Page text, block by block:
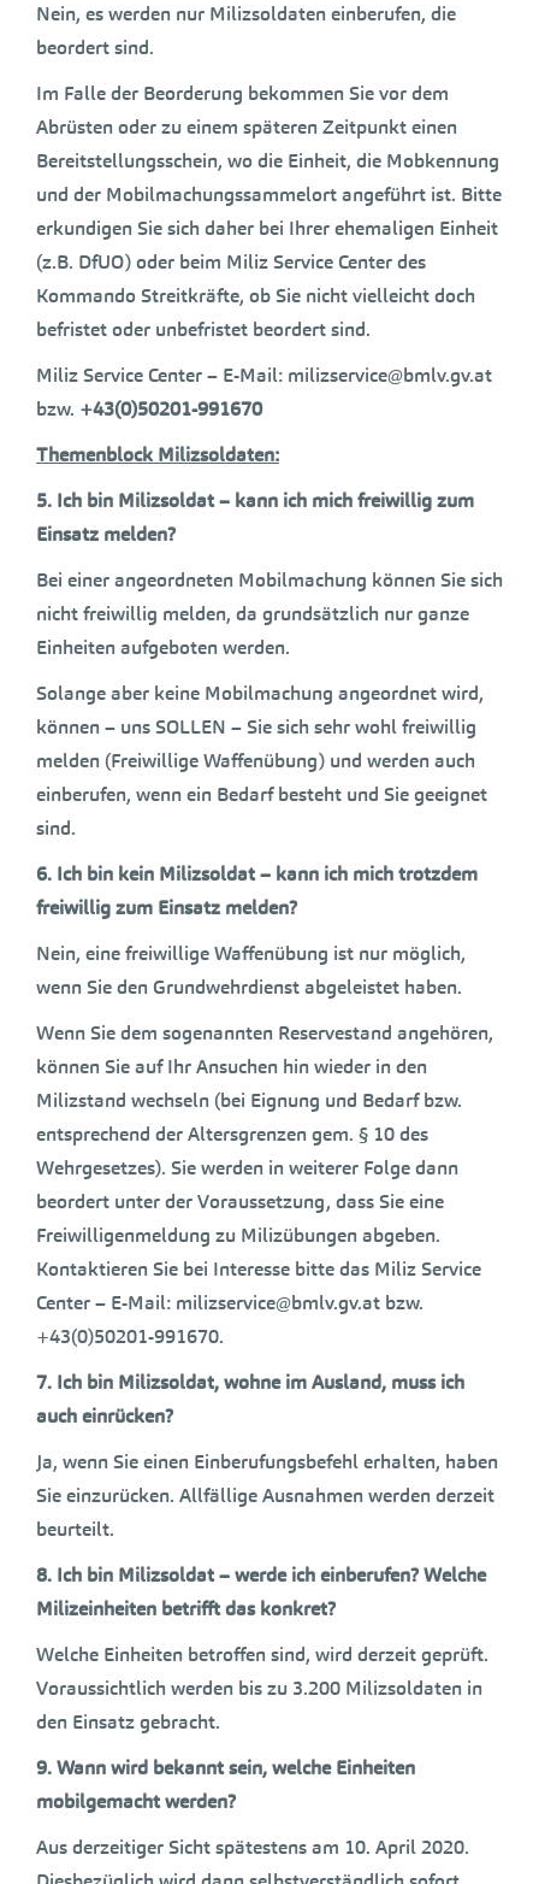
Nein, es werden nur Milizsoldaten einberufen, die
beordert sind.
Im Falle der Beorderung bekommen Sie vor dem
Abrüsten oder zu einem späteren Zeitpunkt einen
Bereitstellungsschein, wo die Einheit, die Mobkennung
und der Mobilmachungssammelort angeführt ist. Bitte
erkundigen Sie sich daher bei Ihrer ehemaligen Einheit
(z.B. DfUO) oder beim Miliz Service Center des
Kommando Streitkräfte, ob Sie nicht vielleicht doch
befristet oder unbefristet beordert sind.
Miliz Service Center – E-Mail: milizservice@bmlv.gv.at
bzw. +43(0)50201-991670
Themenblock Milizsoldaten:
5. Ich bin Milizsoldat – kann ich mich freiwillig zum
Einsatz melden?
Bei einer angeordneten Mobilmachung können Sie sich
nicht freiwillig melden, da grundsätzlich nur ganze
Einheiten aufgeboten werden.
Solange aber keine Mobilmachung angeordnet wird,
können – uns SOLLEN – Sie sich sehr wohl freiwillig
melden (Freiwillige Waffenübung) und werden auch
einberufen, wenn ein Bedarf besteht und Sie geeignet
sind.
6. Ich bin kein Milizsoldat – kann ich mich trotzdem
freiwillig zum Einsatz melden?
Nein, eine freiwillige Waffenübung ist nur möglich,
wenn Sie den Grundwehrdienst abgeleistet haben.
Wenn Sie dem sogenannten Reservestand angehören,
können Sie auf Ihr Ansuchen hin wieder in den
Milizstand wechseln (bei Eignung und Bedarf bzw.
entsprechend der Altersgrenzen gem. § 10 des
Wehrgesetzes). Sie werden in weiterer Folge dann
beordert unter der Voraussetzung, dass Sie eine
Freiwilligenmeldung zu Milizübungen abgeben.
Kontaktieren Sie bei Interesse bitte das Miliz Service
Center – E-Mail: milizservice@bmlv.gv.at bzw.
+43(0)50201-991670.
7. Ich bin Milizsoldat, wohne im Ausland, muss ich
auch einrücken?
Ja, wenn Sie einen Einberufungsbefehl erhalten, haben
Sie einzurücken. Allfällige Ausnahmen werden derzeit
beurteilt.
8. Ich bin Milizsoldat – werde ich einberufen? Welche
Milizeinheiten betrifft das konkret?
Welche Einheiten betroffen sind, wird derzeit geprüft.
Voraussichtlich werden bis zu 3.200 Milizsoldaten in
den Einsatz gebracht.
9. Wann wird bekannt sein, welche Einheiten
mobilgemacht werden?
Aus derzeitiger Sicht spätestens am 10. April 2020.